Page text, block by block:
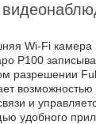
Wi-Fi камера
P100
разрешении
возможностью
и
удобного